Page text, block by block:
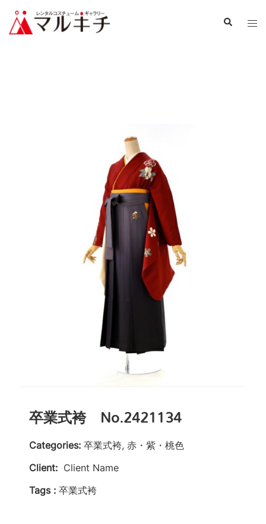
卒業式袴 No.2421134
Categories: 卒業式袴, 赤・紫・桃色
Client: Client Name
Tags : 卒業式袴